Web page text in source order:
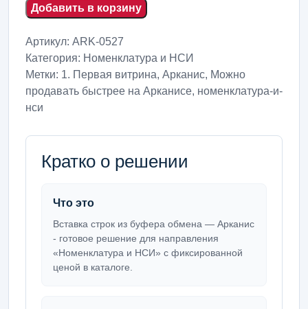
Добавить в корзину
Артикул: ARK-0527
Категория: Номенклатура и НСИ
Метки: 1. Первая витрина, Арканис, Можно
продавать быстрее на Арканисе, номенклатура-и-
нси
Кратко о решении
Что это
Вставка строк из буфера обмена — Арканис
- готовое решение для направления
«Номенклатура и НСИ» с фиксированной
ценой в каталоге.